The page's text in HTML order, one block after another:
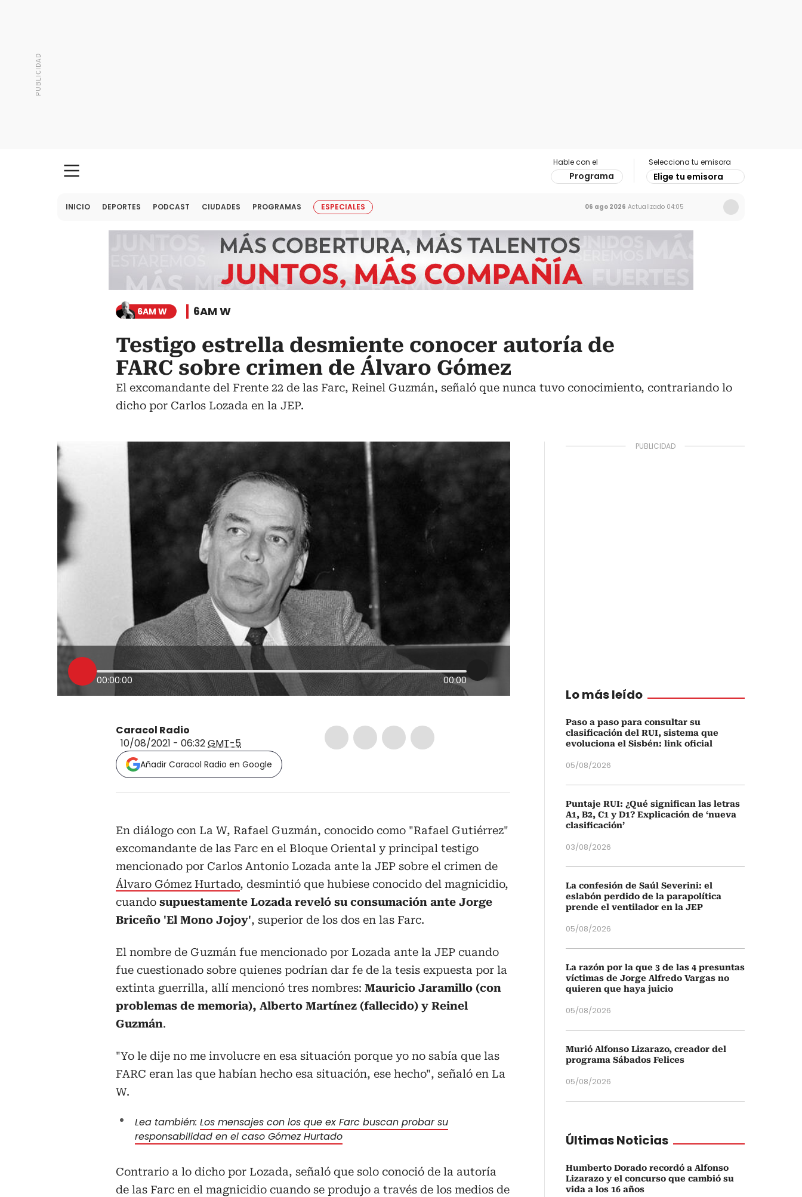
Hable con el
Programa
Selecciona tu emisora
Elige tu emisora
INICIO DEPORTES PODCAST CIUDADES PROGRAMAS ESPECIALES 06 ago 2026 Actualizado 04:05
6AM W 6AM W
Testigo estrella desmiente conocer autoría de
FARC sobre crimen de Álvaro Gómez
El excomandante del Frente 22 de las Farc, Reinel Guzmán, señaló que nunca tuvo conocimiento, contrariando lo
dicho por Carlos Lozada en la JEP.
00:00:00 00:00
Caracol Radio
10/08/2021 - 06:32GMT-5
Añadir Caracol Radio en Google
En diálogo con La W, Rafael Guzmán, conocido como "Rafael Gutiérrez"
excomandante de las Farc en el Bloque Oriental y principal testigo
mencionado por Carlos Antonio Lozada ante la JEP sobre el crimen de
Álvaro Gómez Hurtado, desmintió que hubiese conocido del magnicidio,
cuando supuestamente Lozada reveló su consumación ante Jorge
Briceño 'El Mono Jojoy', superior de los dos en las Farc.
El nombre de Guzmán fue mencionado por Lozada ante la JEP cuando
fue cuestionado sobre quienes podrían dar fe de la tesis expuesta por la
extinta guerrilla, allí mencionó tres nombres: Mauricio Jaramillo (con
problemas de memoria), Alberto Martínez (fallecido) y Reinel
Guzmán.
"Yo le dije no me involucre en esa situación porque yo no sabía que las
FARC eran las que habían hecho esa situación, ese hecho", señaló en La
W.
Lea también: Los mensajes con los que ex Farc buscan probar su
responsabilidad en el caso Gómez Hurtado
Contrario a lo dicho por Lozada, señaló que solo conoció de la autoría
de las Farc en el magnicidio cuando se produjo a través de los medios de
Lo más leído
Paso a paso para consultar su
clasificación del RUI, sistema que
evoluciona el Sisbén: link oficial
05/08/2026
Puntaje RUI: ¿Qué significan las letras
A1, B2, C1 y D1? Explicación de ‘nueva
clasificación’
03/08/2026
La confesión de Saúl Severini: el
eslabón perdido de la parapolítica
prende el ventilador en la JEP
05/08/2026
La razón por la que 3 de las 4 presuntas
víctimas de Jorge Alfredo Vargas no
quieren que haya juicio
05/08/2026
Murió Alfonso Lizarazo, creador del
programa Sábados Felices
05/08/2026
Últimas Noticias
Humberto Dorado recordó a Alfonso
Lizarazo y el concurso que cambió su
vida a los 16 años